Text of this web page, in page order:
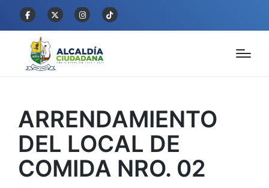
ARRENDAMIENTO
DEL LOCAL DE
COMIDA NRO. 02